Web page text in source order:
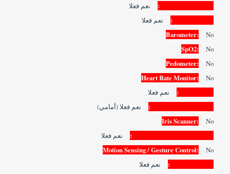
نعم فعلا
نعم فعلا
Barometer:
No
SpO2:
No
Pedometer:
No
Heart Rate Monitor:
No
نعم فعلا
نعم فعلا (أمامي)
Iris Scanner:
No
نعم فعلا
Motion Sensing / Gesture Control:
No
نعم فعلا